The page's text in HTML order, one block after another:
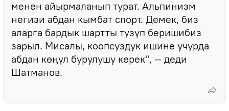
менен айырмаланып турат. Альпинизм
негизи абдан кымбат спорт. Демек, биз
аларга бардык шартты түзүп беришибиз
зарыл. Мисалы, коопсуздук ишине учурда
абдан көңүл бурулушу керек", — деди
Шатманов.